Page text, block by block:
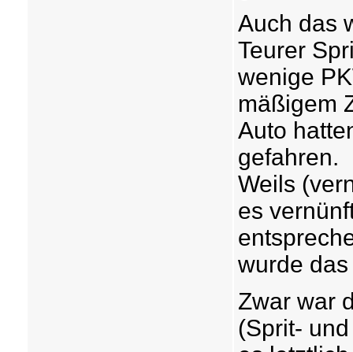
Auch das
Teurer
wenige
mäßigem
Auto
gefahren.
Weils
es
wurde
Zwar war
(Sprit-